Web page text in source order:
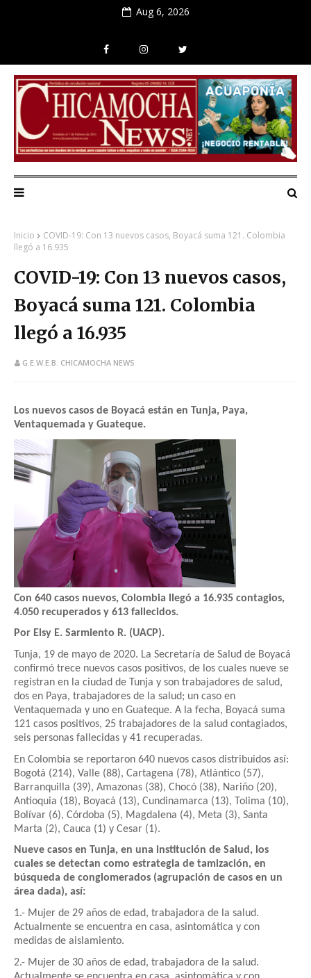
Aug 6, 2026
Inicio
COVID-19: Con 13 nuevos casos, Boyacá suma 121. Colombia
llegó a 16.935
COVID-19: Con 13 nuevos casos,
Boyacá suma 121. Colombia
llegó a 16.935
G.E.W.E.B. CHICAMOCHA NEWS
Los nuevos casos de Boyacá están en Tunja, Paya,
Ventaquemada y Guateque.
Con 640 casos nuevos, Colombia llegó a 16.935 contagios,
4.050 recuperados y 613 fallecidos.
Por Elsy E. Sarmiento R. (UACP).
Tunja, 19 de mayo de 2020. La Secretaría de Salud de Boyacá
confirmó trece nuevos casos positivos, de los cuales nueve se
registran en la ciudad de Tunja y son trabajadores de salud,
dos en Paya, trabajadores de la salud; un caso en
Ventaquemada y uno en Guateque. A la fecha, Boyacá suma
121 casos positivos, 25 trabajadores de la salud contagiados,
seis personas fallecidas y 41 recuperadas.
En Colombia se reportaron 640 nuevos casos distribuidos así:
Bogotá (214), Valle (88), Cartagena (78), Atlántico (57),
Barranquilla (39), Amazonas (38), Chocó (38), Nariño (20),
Antioquia (18), Boyacá (13), Cundinamarca (13), Tolima (10),
Bolívar (6), Córdoba (5), Magdalena (4), Meta (3), Santa
Marta (2), Cauca (1) y Cesar (1).
Nueve casos en Tunja, en una institución de Salud, los
cuales se detectan como estrategia de tamización, en
búsqueda de conglomerados (agrupación de casos en un
área dada), así:
1.- Mujer de 29 años de edad, trabajadora de la salud.
Actualmente se encuentra en casa, asintomática y con
medidas de aislamiento.
2.- Mujer de 30 años de edad, trabajadora de la salud.